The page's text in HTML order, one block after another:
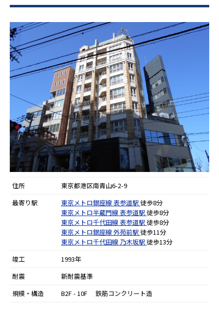
住所
東京都港区南青山6-2-9
最寄り駅
東京メトロ銀座線表参道駅 徒歩8分
東京メトロ半蔵門線表参道駅 徒歩8分
東京メトロ千代田線表参道駅 徒歩8分
東京メトロ銀座線外苑前駅 徒歩11分
東京メトロ千代田線 乃木坂駅 徒歩13分
竣工
1993年
耐震
新耐震基準
規模・構造
B2F - 10F 鉄筋コンクリート造